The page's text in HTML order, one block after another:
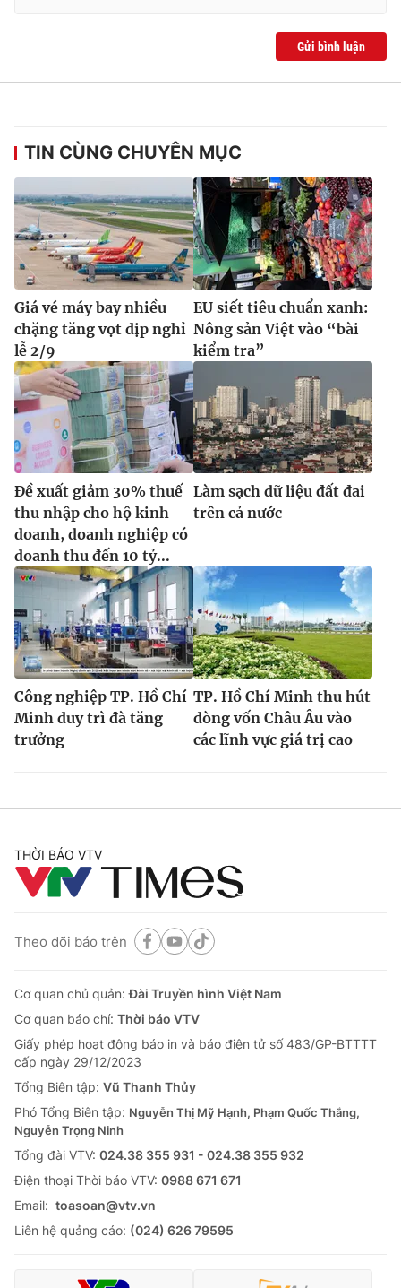
Gửi bình luận
TIN CÙNG CHUYÊN MỤC
Giá vé máy bay nhiều
chặng tăng vọt dịp nghỉ
lễ 2/9
EU siết tiêu chuẩn xanh:
Nông sản Việt vào “bài
kiểm tra”
Đề xuất giảm 30% thuế
thu nhập cho hộ kinh
doanh, doanh nghiệp có
doanh thu đến 10 tỷ...
Làm sạch dữ liệu đất đai
trên cả nước
Công nghiệp TP. Hồ Chí
Minh duy trì đà tăng
trưởng
TP. Hồ Chí Minh thu hút
dòng vốn Châu Âu vào
các lĩnh vực giá trị cao
THỜI BÁO VTV
Theo dõi báo trên
Cơ quan chủ quản:Đài Truyền hình Việt Nam
Cơ quan báo chí: Thời báo VTV
Giấy phép hoạt động báo in và báo điện tử số 483/GP-BTTTT
cấp ngày 29/12/2023
Tổng Biên tập: Vũ Thanh Thủy
Phó Tổng Biên tập: Nguyễn Thị Mỹ Hạnh, Phạm Quốc Thắng,
Nguyễn Trọng Ninh
Tổng đài VTV: 024.38 355 931 - 024.38 355 932
Ðiện thoại Thời báo VTV: 0988 671 671
Email: toasoan@vtv.vn
Liên hệ quảng cáo: (024) 626 79595